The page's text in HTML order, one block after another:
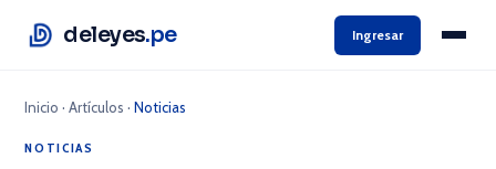
deleyes.pe Ingresar
Inicio ·Artículos ·Noticias
NOTICIAS